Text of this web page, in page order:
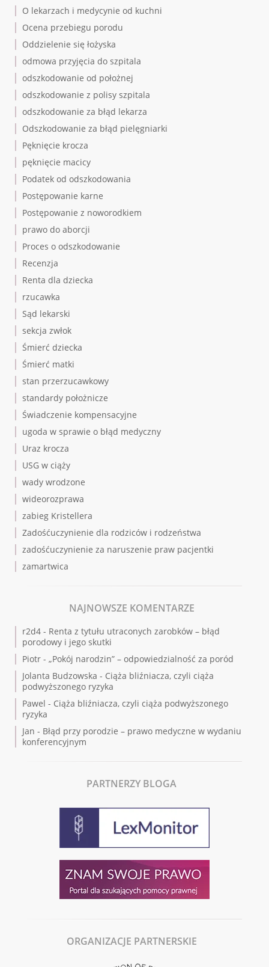
O lekarzach i medycynie od kuchni
Ocena przebiegu porodu
Oddzielenie się łożyska
odmowa przyjęcia do szpitala
odszkodowanie od położnej
odszkodowanie z polisy szpitala
odszkodowanie za błąd lekarza
Odszkodowanie za błąd pielęgniarki
Pęknięcie krocza
pęknięcie macicy
Podatek od odszkodowania
Postępowanie karne
Postępowanie z noworodkiem
prawo do aborcji
Proces o odszkodowanie
Recenzja
Renta dla dziecka
rzucawka
Sąd lekarski
sekcja zwłok
Śmierć dziecka
Śmierć matki
stan przerzucawkowy
standardy położnicze
Świadczenie kompensacyjne
ugoda w sprawie o błąd medyczny
Uraz krocza
USG w ciąży
wady wrodzone
wideorozprawa
zabieg Kristellera
Zadośćuczynienie dla rodziców i rodzeństwa
zadośćuczynienie za naruszenie praw pacjentki
zamartwica
NAJNOWSZE KOMENTARZE
r2d4 - Renta z tytułu utraconych zarobków – błąd
porodowy i jego skutki
Piotr - „Pokój narodzin” – odpowiedzialność za poród
Jolanta Budzowska - Ciąża bliźniacza, czyli ciąża
podwyższonego ryzyka
Pawel - Ciąża bliźniacza, czyli ciąża podwyższonego
ryzyka
Jan - Błąd przy porodzie – prawo medyczne w wydaniu
konferencyjnym
PARTNERZY BLOGA
ORGANIZACJE PARTNERSKIE